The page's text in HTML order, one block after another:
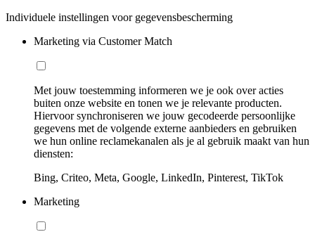
Individuele instellingen voor gegevensbescherming
Marketing via Customer Match
Met jouw toestemming informeren we je ook over acties
buiten onze website en tonen we je relevante producten.
Hiervoor synchroniseren we jouw gecodeerde persoonlijke
gegevens met de volgende externe aanbieders en gebruiken
we hun online reclamekanalen als je al gebruik maakt van hun
diensten:
Bing, Criteo, Meta, Google, LinkedIn, Pinterest, TikTok
Marketing